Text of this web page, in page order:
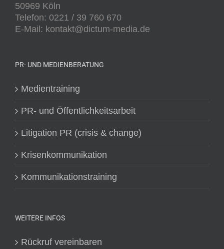
50969 Köln
Telefon: 0221 / 39 760 670
E-Mail: kontakt@dictum-media.de
PR- UND MEDIENBERATUNG
Medientraining
PR- und Öffentlichkeitsarbeit
Litigation PR (crisis & change)
Krisenkommunikation
Kommunikationstraining
WEITERE INFOS
Rückruf vereinbaren